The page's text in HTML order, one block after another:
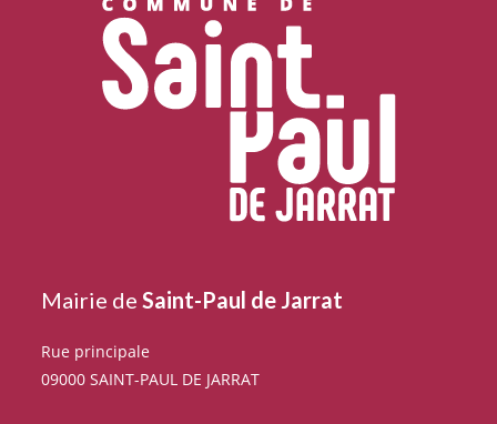
Mairie deSaint-Paul de Jarrat
Rue principale
09000 SAINT-PAUL DE JARRAT